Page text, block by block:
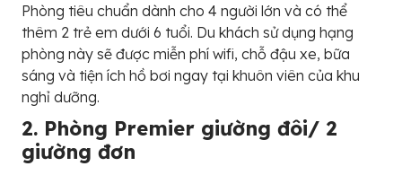
Phòng tiêu chuẩn dành cho 4 người lớn và có thể
thêm 2 trẻ em dưới 6 tuổi. Du khách sử dụng hạng
phòng này sẽ được miễn phí wifi, chỗ đậu xe, bữa
sáng và tiện ích hồ bơi ngay tại khuôn viên của khu
nghỉ dưỡng.
2. Phòng Premier giường đôi/ 2
giường đơn